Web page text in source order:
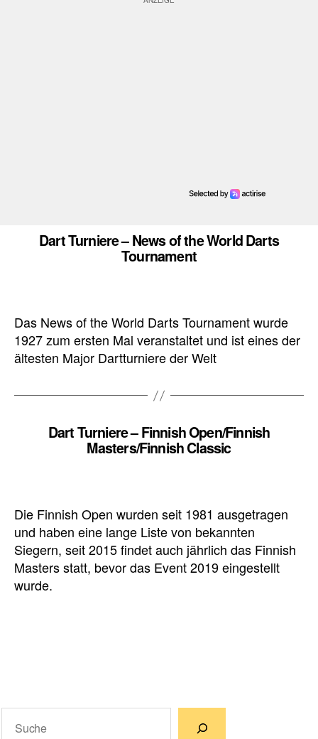
Dart Turniere – News of the World Darts
Tournament
Das News of the World Darts Tournament wurde
1927 zum ersten Mal veranstaltet und ist eines der
ältesten Major Dartturniere der Welt
Dart Turniere – Finnish Open/Finnish
Masters/Finnish Classic
Die Finnish Open wurden seit 1981 ausgetragen
und haben eine lange Liste von bekannten
Siegern, seit 2015 findet auch jährlich das Finnish
Masters statt, bevor das Event 2019 eingestellt
wurde.